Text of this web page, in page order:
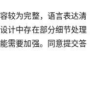
较为完整，语言表达清
计中存在部分细节处理
需要加强。同意提交答